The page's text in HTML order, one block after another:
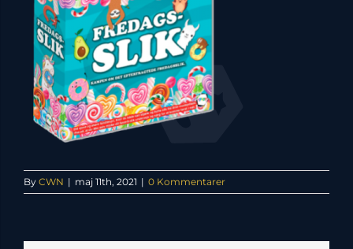
By CWN | maj 11th, 2021 | 0 Kommentarer